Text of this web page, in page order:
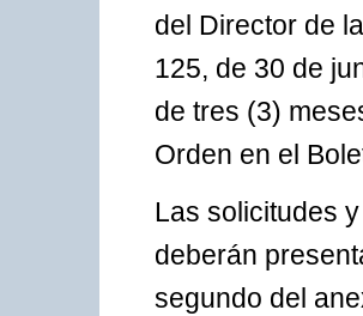
del Director de
125, de 30 de
de tres (3)
Orden en el
Las solicitudes
deberán
segundo del